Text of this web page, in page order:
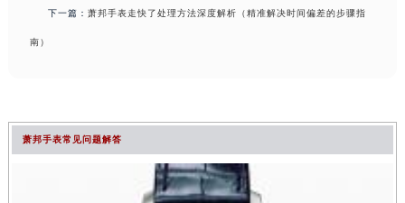
下一篇： 萧邦手表走快了处理方法深度解析（精准解决时间偏差的步骤指
南）
萧邦手表常见问题解答